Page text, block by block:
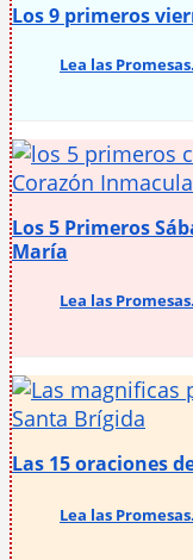
Los 9 primeros
Lea las
Los 5 Primeros
María
Lea las
Las 15 oraciones
Lea las